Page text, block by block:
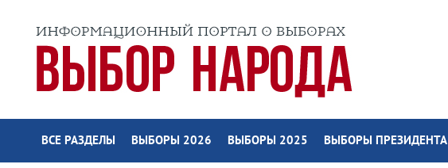
ВСЕ РАЗДЕЛЫ ВЫБОРЫ 2026 ВЫБОРЫ 2025 ВЫБОРЫ ПРЕЗИДЕНТА